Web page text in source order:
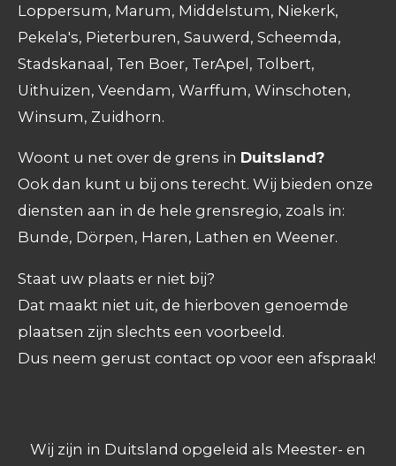
Loppersum, Marum, Middelstum, Niekerk,
Pekela's, Pieterburen, Sauwerd, Scheemda,
Stadskanaal, Ten Boer, TerApel, Tolbert,
Uithuizen, Veendam, Warffum, Winschoten,
Winsum, Zuidhorn.
Woont u net over de grens in Duitsland?
Ook dan kunt u bij ons terecht. Wij bieden onze
diensten aan in de hele grensregio, zoals in:
Bunde, Dörpen, Haren, Lathen en Weener.
Staat uw plaats er niet bij?
Dat maakt niet uit, de hierboven genoemde
plaatsen zijn slechts een voorbeeld.
Dus neem gerust contact op voor een afspraak!
Wij zijn in Duitsland opgeleid als Meester- en